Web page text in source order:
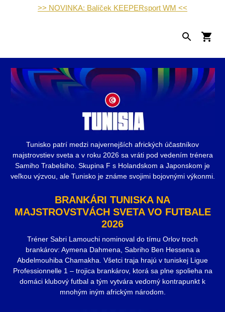
>> NOVINKA: Balíček KEEPERsport WM <<
Tunisko patrí medzi najvernejších afrických účastníkov
majstrovstiev sveta a v roku 2026 sa vráti pod vedením trénera
Samiho Trabelsiho. Skupina F s Holandskom a Japonskom je
veľkou výzvou, ale Tunisko je známe svojimi bojovnými výkonmi.
BRANKÁRI TUNISKA NA
MAJSTROVSTVÁCH SVETA VO FUTBALE
2026
Tréner Sabri Lamouchi nominoval do tímu Orlov troch
brankárov: Aymena Dahmena, Sabriho Ben Hessena a
Abdelmouhiba Chamakha. Všetci traja hrajú v tuniskej Ligue
Professionnelle 1 – trojica brankárov, ktorá sa plne spolieha na
domáci klubový futbal a tým vytvára vedomý kontrapunkt k
mnohým iným africkým národom.